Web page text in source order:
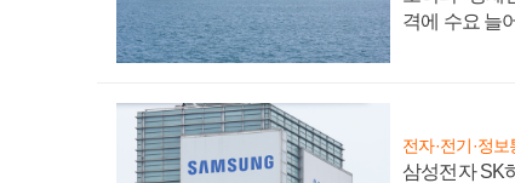
격에 수요 늘
전자·전기·정보
삼성전자 SK